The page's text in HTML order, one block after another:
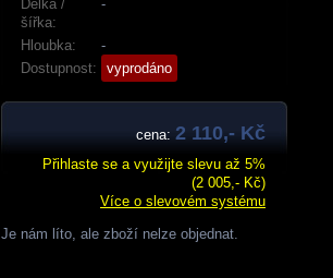
Délka /
šířka:
-
Hloubka:
-
Dostupnost:
vyprodáno
cena: 2 110,- Kč
Přihlaste se a využijte slevu až 5%
(2 005,- Kč)
Více o slevovém systému
Je nám líto, ale zboží nelze objednat.